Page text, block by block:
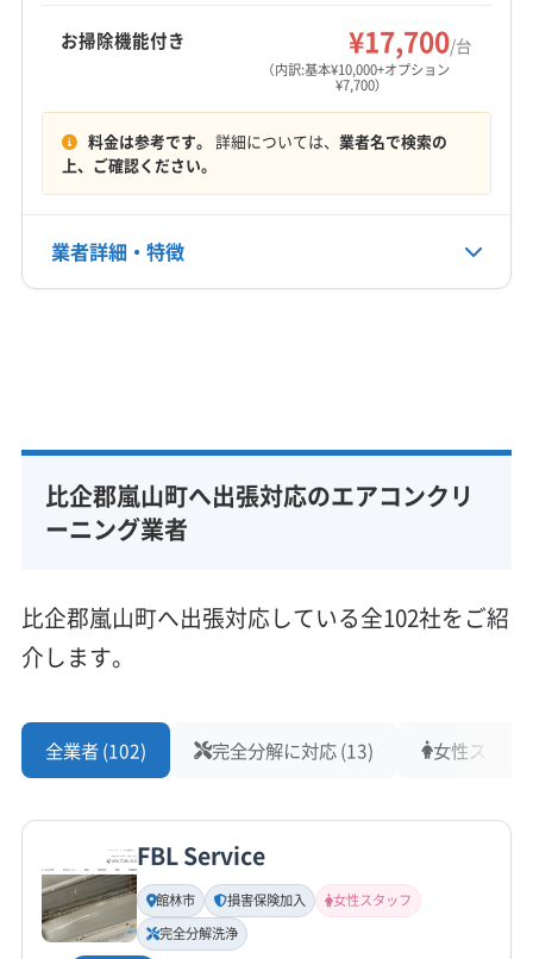
お掃除機能付き ¥17,700/台
（内訳:基本¥10,000+オプション
¥7,700）
料金は参考です。 詳細については、 業者名で検索の
上、ご確認ください。
業者詳細・特徴
所在地
埼玉県比企郡嵐山町むさし台3-15-14
比企郡嵐山町 羽生市 桶川市 加須市
狭山市
川越市
児玉郡美里町
大里郡寄居町
秩父郡横瀬町
秩父郡皆野町
比企郡ときがわ町
比企郡吉見町
比企郡鳩山町
(群馬県) 邑楽郡千代田町
営業時間
年中無休
電話番号
比企郡嵐山町へ出張対応のエアコンクリ
ーニング業者
比企郡嵐山町へ出張対応している全102社をご紹
介します。
全業者 (102) 完全分解に対応 (13) 女性スタッ
FBL Service
館林市 損害保険加入
女性スタッフ
完全分解洗浄